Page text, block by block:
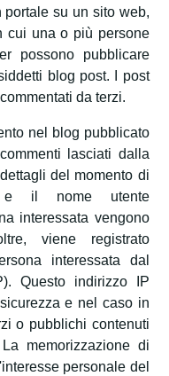
su un sito web,
cui una o più persone
possono pubblicare
blog post. I post
da terzi.
nel blog pubblicato
lasciati dalla
del momento di
e il nome utente
interessata vengono
viene registrato
interessata dal
Questo indirizzo IP
e nel caso in
o pubblichi contenuti
memorizzazione di
personale del